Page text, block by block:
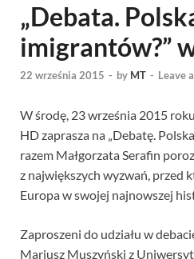
„Debata.
imigrantów?”
22 września 2015 - by MT - Leave
W środę, 23 września 2015
HD zaprasza na „Debatę.
razem Małgorzata Serafin
z największych wyzwań, przed
Europa w swojej najnowszej
Zaproszeni do udziału w
Mariusz Muszyński z